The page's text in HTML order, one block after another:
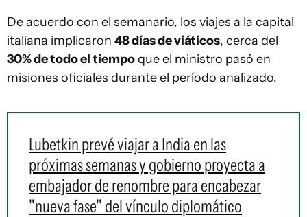
De acuerdo con el semanario, los viajes a la capital
italiana implicaron 48 días de viáticos, cerca del
30% de todo el tiempoque el ministro pasó en
misiones oficiales durante el período analizado.
Lubetkin prevé viajar a India en las
próximas semanas y gobierno proyecta a
embajador de renombre para encabezar
"nueva fase" del vínculo diplomático